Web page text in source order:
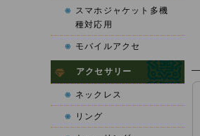
スマホジャケット多機
種対応用
モバイルアクセ
アクセサリー
ネックレス
リング